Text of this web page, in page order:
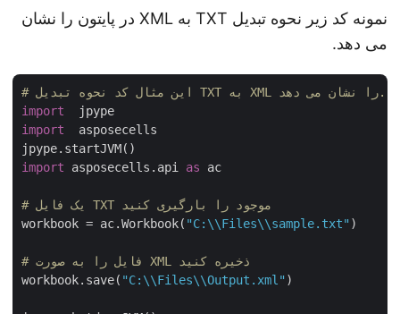
نمونه کد زیر نحوه تبدیل TXT به XML در پایتون را نشان
می دهد.
import
import
  asposecells
import asposecells.api as ac
# یک فایل TXT موجود را بارگیری کنید
workbook = ac.Workbook("C:\\Files\\sample.txt"
# فایل را به صورت XML ذخیره کنید
workbook.save("C:\\Files\\Output.xml"